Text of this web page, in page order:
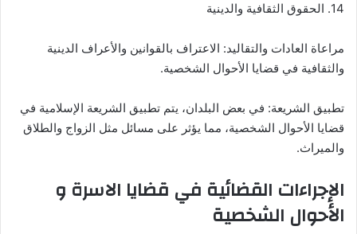
14. الحقوق الثقافية والدينية
مراعاة العادات والتقاليد: الاعتراف بالقوانين والأعراف الدينية
والثقافية في قضايا الأحوال الشخصية.
تطبيق الشريعة: في بعض البلدان، يتم تطبيق الشريعة الإسلامية في
قضايا الأحوال الشخصية، مما يؤثر على مسائل مثل الزواج والطلاق
والميراث.
الإجراءات القضائية في قضايا الاسرة و
الأحوال الشخصية